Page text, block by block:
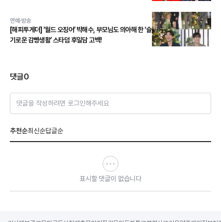
연예·방송
[해피투게더] ‘월드 오징어’ 박해수, 부모님도 의아해 한 ‘슬
기로운 감빵생활’ 스타덤 후일담 고백!
댓글0
댓글을 작성하려면 로그인해주세요
추천순최신순답글순
표시할 댓글이 없습니다